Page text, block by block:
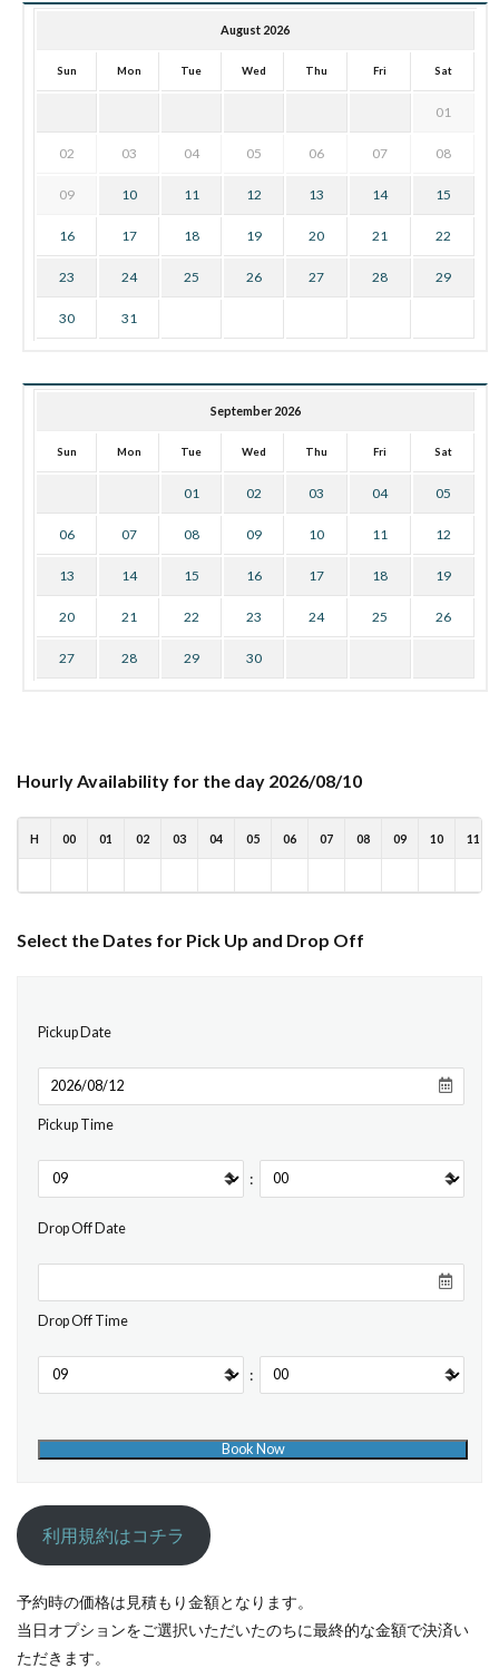
August 2026
Sun Mon Tue Wed Thu Fri Sat
01
02 03 04 05 06 07 08
09 10 11 12 13 14 15
16 17 18 19 20 21 22
23 24 25 26 27 28 29
30 31
September 2026
Sun Mon Tue Wed Thu Fri Sat
01 02 03 04 05
06 07 08 09 10 11 12
13 14 15 16 17 18 19
20 21 22 23 24 25 26
27 28 29 30
Hourly Availability for the day 2026/08/10
H 00 01 02 03 04 05 06 07 08 09 10 11
Select the Dates for Pick Up and Drop Off
Pickup Date
Pickup Time
:
Drop Off Date
Drop Off Time
:
利用規約はコチラ
予約時の価格は見積もり金額となります。
当日オプションをご選択いただいたのちに最終的な金額で決済い
ただきます。